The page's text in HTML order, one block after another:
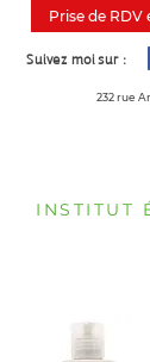
INSTITUT
Suivez moi sur :
Prise de RDV
232 rue